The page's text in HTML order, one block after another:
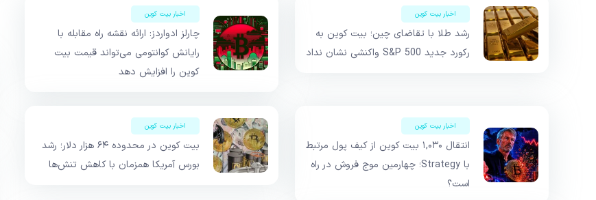
اخبار بیت کوین
رشد طلا با تقاضای چین؛ بیت کوین به
رکورد جدید S&P 500 واکنشی نشان نداد
اخبار بیت کوین
چارلز ادواردز: ارائه نقشه راه مقابله با
رایانش کوانتومی می‌تواند قیمت بیت
کوین را افزایش دهد
اخبار بیت کوین
انتقال ۱,۰۳۰ بیت کوین از کیف پول مرتبط
با Strategy؛ چهارمین موج فروش در راه
است؟
اخبار بیت کوین
بیت کوین در محدوده ۶۴ هزار دلار؛ رشد
بورس آمریکا همزمان با کاهش تنش‌ها